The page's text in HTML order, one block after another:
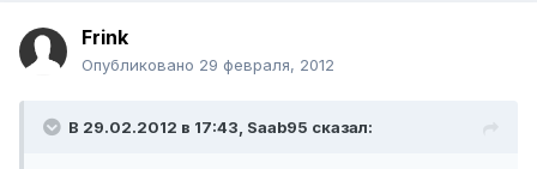
Frink
Опубликовано 29 февраля, 2012
В 29.02.2012 в 17:43, Saab95 сказал: